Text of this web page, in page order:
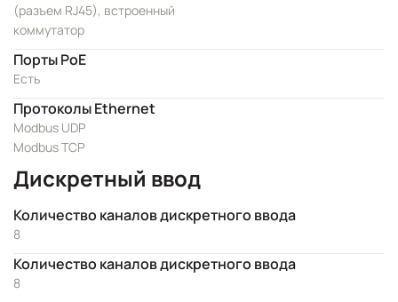
(разъем RJ45), встроенный
коммутатор
Порты PoE
Есть
Протоколы Ethernet
Modbus UDP
Modbus TCP
Дискретный ввод
Количество каналов дискретного ввода
8
Количество каналов дискретного ввода
8